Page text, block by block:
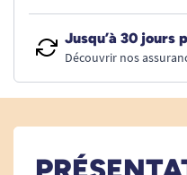
Jusqu’à 30 jours
Découvrir nos